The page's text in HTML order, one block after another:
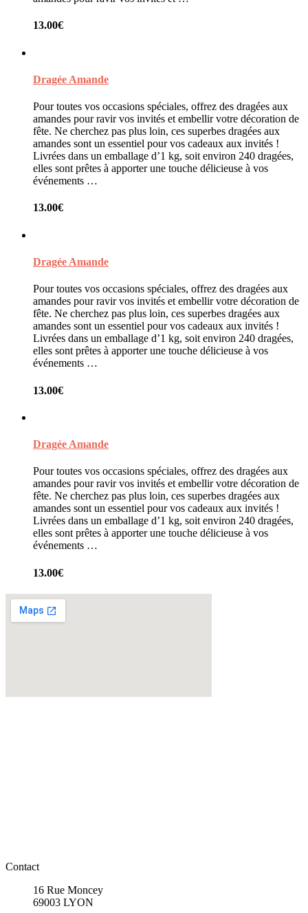
13.00€
Dragée Amande
Pour toutes vos occasions spéciales, offrez des dragées aux
amandes pour ravir vos invités et embellir votre décoration de
fête. Ne cherchez pas plus loin, ces superbes dragées aux
amandes sont un essentiel pour vos cadeaux aux invités !
Livrées dans un emballage d’1 kg, soit environ 240 dragées,
elles sont prêtes à apporter une touche délicieuse à vos
événements …
13.00€
Dragée Amande
Pour toutes vos occasions spéciales, offrez des dragées aux
amandes pour ravir vos invités et embellir votre décoration de
fête. Ne cherchez pas plus loin, ces superbes dragées aux
amandes sont un essentiel pour vos cadeaux aux invités !
Livrées dans un emballage d’1 kg, soit environ 240 dragées,
elles sont prêtes à apporter une touche délicieuse à vos
événements …
13.00€
Dragée Amande
Pour toutes vos occasions spéciales, offrez des dragées aux
amandes pour ravir vos invités et embellir votre décoration de
fête. Ne cherchez pas plus loin, ces superbes dragées aux
amandes sont un essentiel pour vos cadeaux aux invités !
Livrées dans un emballage d’1 kg, soit environ 240 dragées,
elles sont prêtes à apporter une touche délicieuse à vos
événements …
13.00€
Contact
16 Rue Moncey
69003 LYON